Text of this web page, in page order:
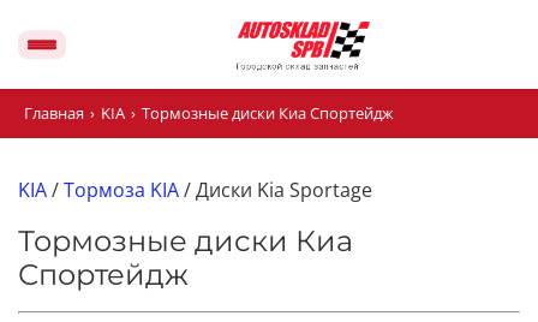
Главная › KIA › Тормозные диски Киа Спортейдж
KIA/Тормоза KIA/ Диски Kia Sportage
Тормозные диски Киа
Спортейдж